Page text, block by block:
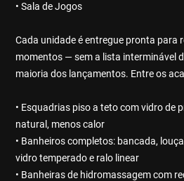
• Sala de Jogos
Cada unidade é entregue pronta para
momentos — sem a lista interminável
maioria dos lançamentos. Entre os
• Esquadrias piso a teto com vidro de
natural, menos calor
• Banheiros completos: bancada,
vidro temperado e ralo linear
• Banheiras de hidromassagem com